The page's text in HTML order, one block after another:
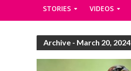
STORIES VIDEOS
Archive - March 20, 2024